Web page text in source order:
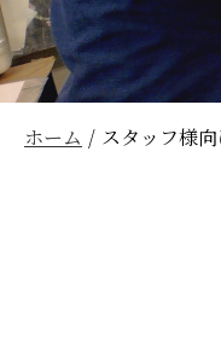
ホーム スタッフ様